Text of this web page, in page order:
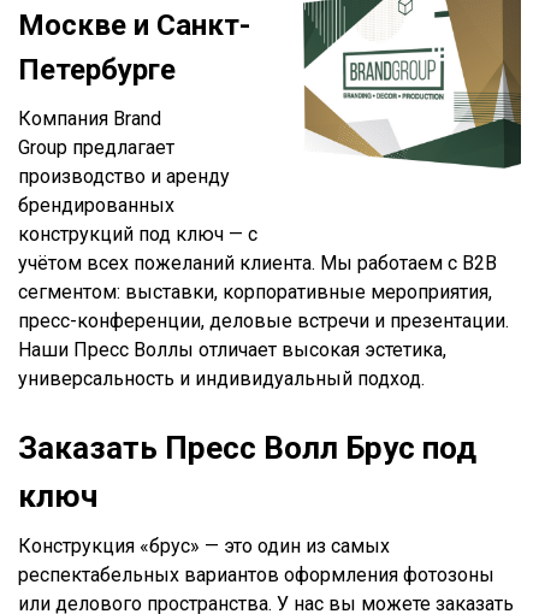
Москве и Санкт-
Петербурге
Компания Brand
Group предлагает
производство и аренду
брендированных
конструкций под ключ — с
учётом всех пожеланий клиента. Мы работаем с B2B
сегментом: выставки, корпоративные мероприятия,
пресс-конференции, деловые встречи и презентации.
Наши Пресс Воллы отличает высокая эстетика,
универсальность и индивидуальный подход.
Заказать Пресс Волл Брус под
ключ
Конструкция «брус» — это один из самых
респектабельных вариантов оформления фотозоны
или делового пространства. У нас вы можете заказать